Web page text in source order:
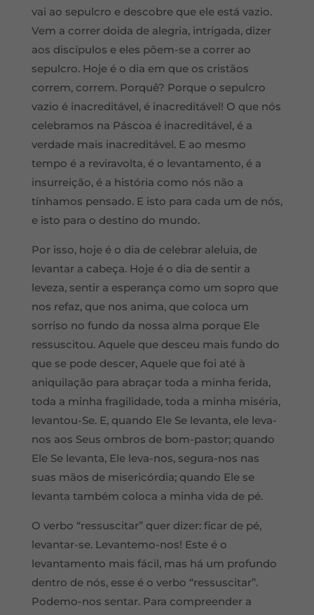
vai ao sepulcro e descobre que ele está vazio.
Vem a correr doida de alegria, intrigada, dizer
aos discípulos e eles põem-se a correr ao
sepulcro. Hoje é o dia em que os cristãos
correm, correm. Porquê? Porque o sepulcro
vazio é inacreditável, é inacreditável! O que nós
celebramos na Páscoa é inacreditável, é a
verdade mais inacreditável. E ao mesmo
tempo é a reviravolta, é o levantamento, é a
insurreição, é a história como nós não a
tínhamos pensado. E isto para cada um de nós,
e isto para o destino do mundo.
Por isso, hoje é o dia de celebrar aleluia, de
levantar a cabeça. Hoje é o dia de sentir a
leveza, sentir a esperança como um sopro que
nos refaz, que nos anima, que coloca um
sorriso no fundo da nossa alma porque Ele
ressuscitou. Aquele que desceu mais fundo do
que se pode descer, Aquele que foi até à
aniquilação para abraçar toda a minha ferida,
toda a minha fragilidade, toda a minha miséria,
levantou-Se. E, quando Ele Se levanta, ele leva-
nos aos Seus ombros de bom-pastor; quando
Ele Se levanta, Ele leva-nos, segura-nos nas
suas mãos de misericórdia; quando Ele se
levanta também coloca a minha vida de pé.
O verbo “ressuscitar” quer dizer: ficar de pé,
levantar-se. Levantemo-nos! Este é o
levantamento mais fácil, mas há um profundo
dentro de nós, esse é o verbo “ressuscitar”.
Podemo-nos sentar. Para compreender a